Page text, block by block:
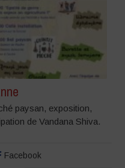
paysan, exposition,
de Vandana Shiva.
Facebook